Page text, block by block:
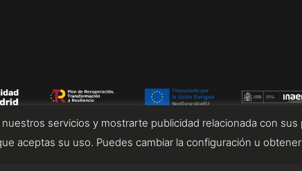
servicios y mostrarte publicidad relacionada con
aceptas su uso. Puedes cambiar la configuración u